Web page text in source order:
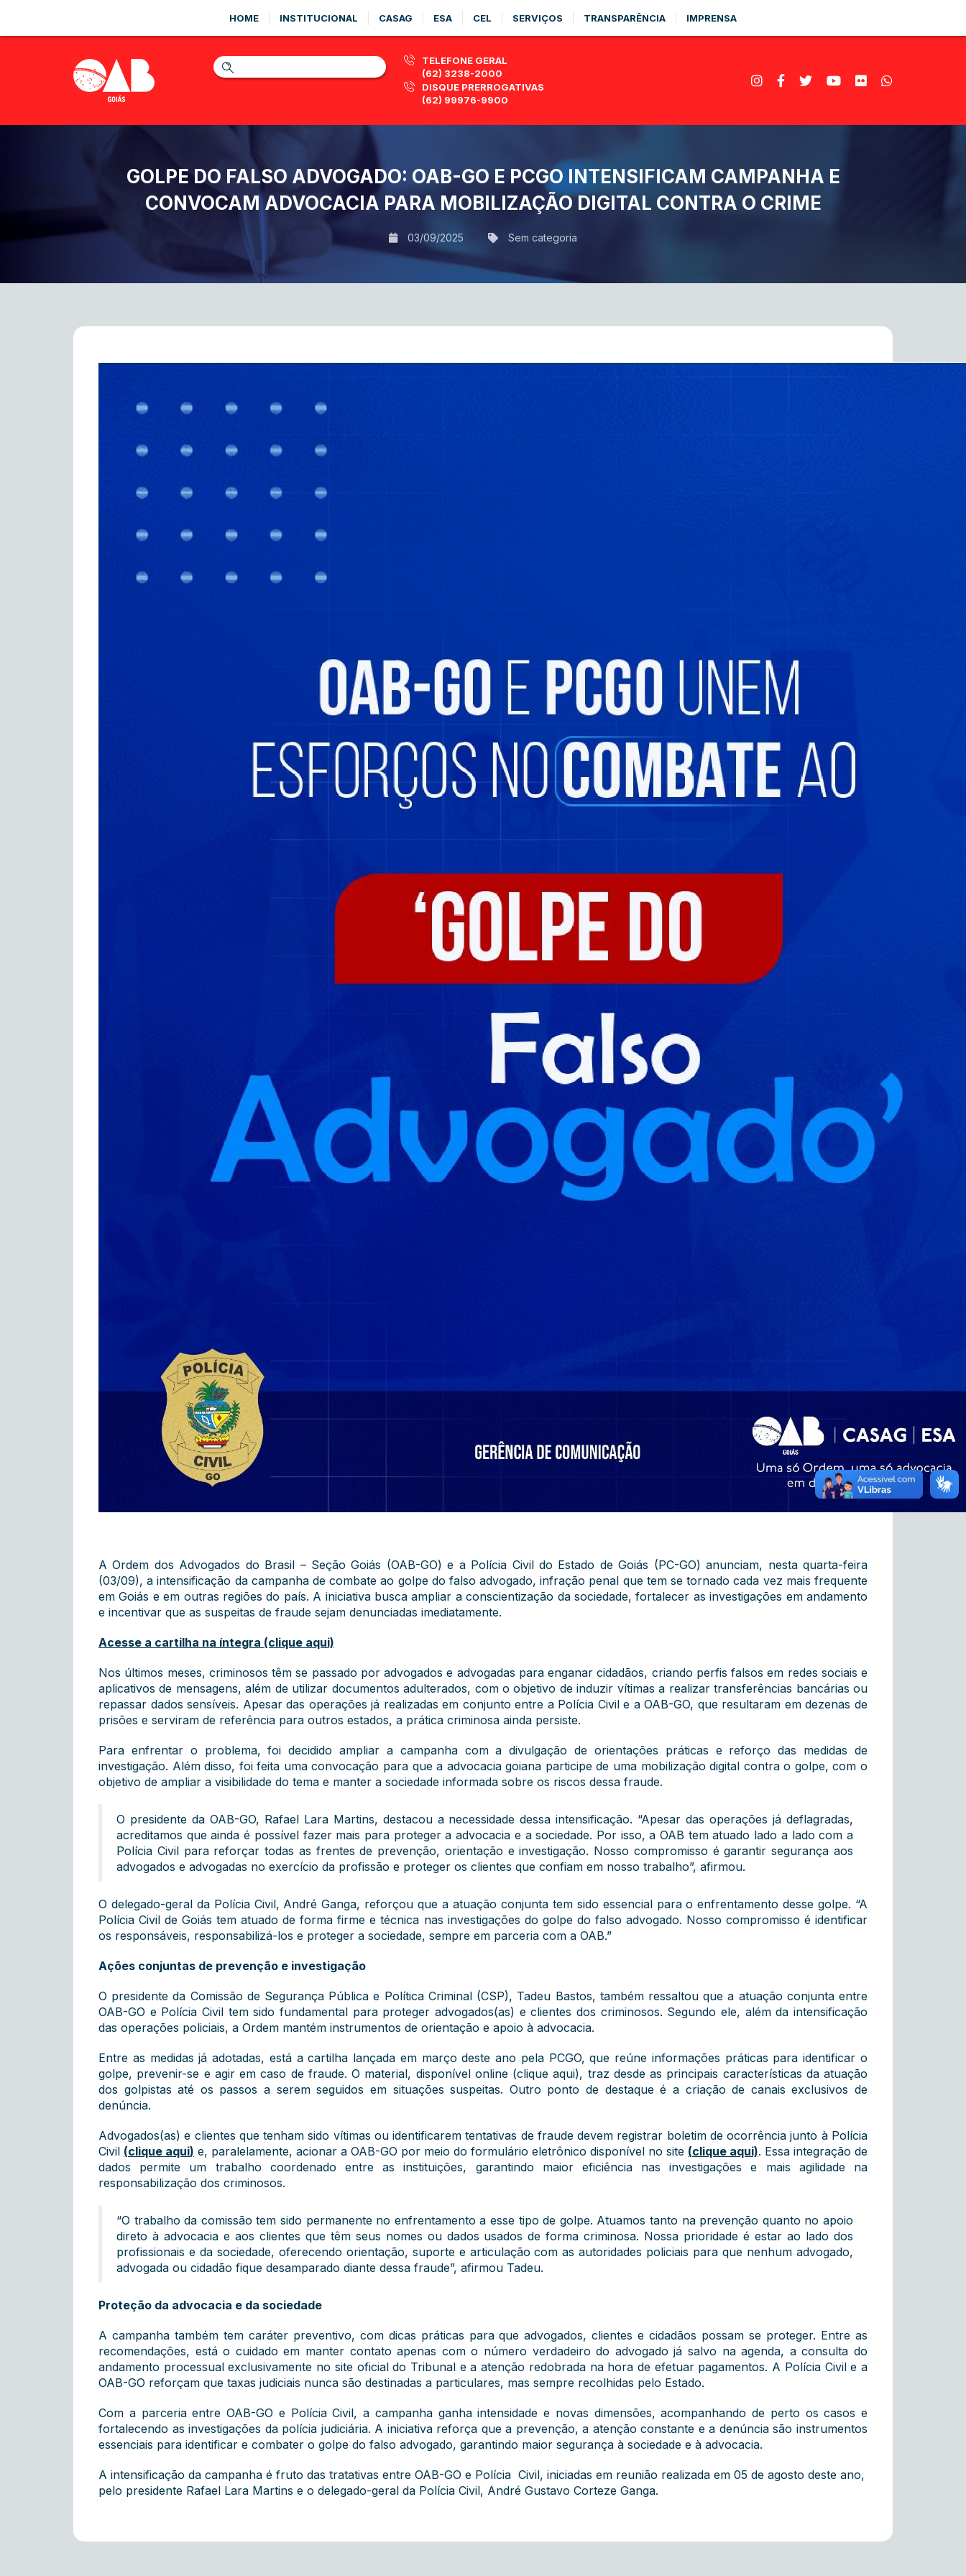
HOME INSTITUCIONAL CASAG ESA CEL SERVIÇOS TRANSPARÊNCIA IMPRENSA
TELEFONE GERAL
(62) 3238-2000
DISQUE PRERROGATIVAS
(62) 99976-9900
GOLPE DO FALSO ADVOGADO: OAB-GO E PCGO INTENSIFICAM CAMPANHA E
CONVOCAM ADVOCACIA PARA MOBILIZAÇÃO DIGITAL CONTRA O CRIME
03/09/2025 Sem categoria
A Ordem dos Advogados do Brasil – Seção Goiás (OAB-GO) e a Polícia Civil do Estado de Goiás (PC-GO) anunciam, nesta quarta-feira
(03/09), a intensificação da campanha de combate ao golpe do falso advogado, infração penal que tem se tornado cada vez mais frequente
em Goiás e em outras regiões do país. A iniciativa busca ampliar a conscientização da sociedade, fortalecer as investigações em andamento
e incentivar que as suspeitas de fraude sejam denunciadas imediatamente.
Acesse a cartilha na íntegra (clique aqui)
Nos últimos meses, criminosos têm se passado por advogados e advogadas para enganar cidadãos, criando perfis falsos em redes sociais e
aplicativos de mensagens, além de utilizar documentos adulterados, com o objetivo de induzir vítimas a realizar transferências bancárias ou
repassar dados sensíveis. Apesar das operações já realizadas em conjunto entre a Polícia Civil e a OAB-GO, que resultaram em dezenas de
prisões e serviram de referência para outros estados, a prática criminosa ainda persiste.
Para enfrentar o problema, foi decidido ampliar a campanha com a divulgação de orientações práticas e reforço das medidas de
investigação. Além disso, foi feita uma convocação para que a advocacia goiana participe de uma mobilização digital contra o golpe, com o
objetivo de ampliar a visibilidade do tema e manter a sociedade informada sobre os riscos dessa fraude.
O presidente da OAB-GO, Rafael Lara Martins, destacou a necessidade dessa intensificação. “Apesar das operações já deflagradas,
acreditamos que ainda é possível fazer mais para proteger a advocacia e a sociedade. Por isso, a OAB tem atuado lado a lado com a
Polícia Civil para reforçar todas as frentes de prevenção, orientação e investigação. Nosso compromisso é garantir segurança aos
advogados e advogadas no exercício da profissão e proteger os clientes que confiam em nosso trabalho”, afirmou.
O delegado-geral da Polícia Civil, André Ganga, reforçou que a atuação conjunta tem sido essencial para o enfrentamento desse golpe. “A
Polícia Civil de Goiás tem atuado de forma firme e técnica nas investigações do golpe do falso advogado. Nosso compromisso é identificar
os responsáveis, responsabilizá-los e proteger a sociedade, sempre em parceria com a OAB.”
Ações conjuntas de prevenção e investigação
O presidente da Comissão de Segurança Pública e Política Criminal (CSP), Tadeu Bastos, também ressaltou que a atuação conjunta entre
OAB-GO e Polícia Civil tem sido fundamental para proteger advogados(as) e clientes dos criminosos. Segundo ele, além da intensificação
das operações policiais, a Ordem mantém instrumentos de orientação e apoio à advocacia.
Entre as medidas já adotadas, está a cartilha lançada em março deste ano pela PCGO, que reúne informações práticas para identificar o
golpe, prevenir-se e agir em caso de fraude. O material, disponível online (clique aqui), traz desde as principais características da atuação
dos golpistas até os passos a serem seguidos em situações suspeitas. Outro ponto de destaque é a criação de canais exclusivos de
denúncia.
Advogados(as) e clientes que tenham sido vítimas ou identificarem tentativas de fraude devem registrar boletim de ocorrência junto à Polícia
Civil (clique aqui) e, paralelamente, acionar a OAB-GO por meio do formulário eletrônico disponível no site (clique aqui). Essa integração de
dados permite um trabalho coordenado entre as instituições, garantindo maior eficiência nas investigações e mais agilidade na
responsabilização dos criminosos.
“O trabalho da comissão tem sido permanente no enfrentamento a esse tipo de golpe. Atuamos tanto na prevenção quanto no apoio
direto à advocacia e aos clientes que têm seus nomes ou dados usados de forma criminosa. Nossa prioridade é estar ao lado dos
profissionais e da sociedade, oferecendo orientação, suporte e articulação com as autoridades policiais para que nenhum advogado,
advogada ou cidadão fique desamparado diante dessa fraude”, afirmou Tadeu.
Proteção da advocacia e da sociedade
A campanha também tem caráter preventivo, com dicas práticas para que advogados, clientes e cidadãos possam se proteger. Entre as
recomendações, está o cuidado em manter contato apenas com o número verdadeiro do advogado já salvo na agenda, a consulta do
andamento processual exclusivamente no site oficial do Tribunal e a atenção redobrada na hora de efetuar pagamentos. A Polícia Civil e a
OAB-GO reforçam que taxas judiciais nunca são destinadas a particulares, mas sempre recolhidas pelo Estado.
Com a parceria entre OAB-GO e Polícia Civil, a campanha ganha intensidade e novas dimensões, acompanhando de perto os casos e
fortalecendo as investigações da polícia judiciária. A iniciativa reforça que a prevenção, a atenção constante e a denúncia são instrumentos
essenciais para identificar e combater o golpe do falso advogado, garantindo maior segurança à sociedade e à advocacia.
A intensificação da campanha é fruto das tratativas entre OAB-GO e Polícia Civil, iniciadas em reunião realizada em 05 de agosto deste ano,
pelo presidente Rafael Lara Martins e o delegado-geral da Polícia Civil, André Gustavo Corteze Ganga.